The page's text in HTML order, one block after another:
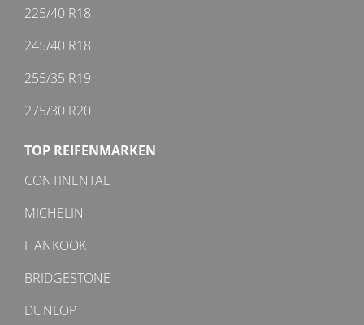
225/40 R18
245/40 R18
255/35 R19
275/30 R20
TOP REIFENMARKEN
CONTINENTAL
MICHELIN
HANKOOK
BRIDGESTONE
DUNLOP